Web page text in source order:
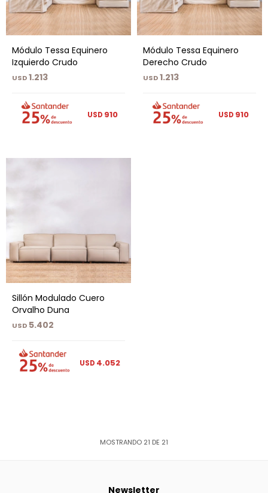
Módulo Tessa Equinero
Izquierdo Crudo
USD1.213
USD 910
Módulo Tessa Equinero
Derecho Crudo
USD1.213
USD 910
Sillón Modulado Cuero
Orvalho Duna
USD 5.402
USD 4.052
MOSTRANDO 21 DE 21
Newsletter